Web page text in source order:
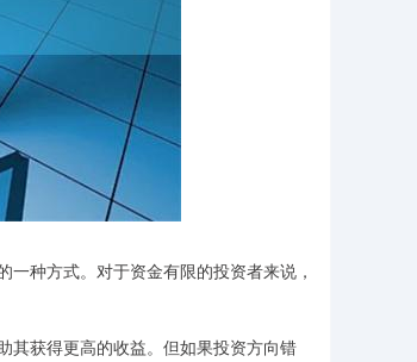
种方式。对于资金有限的投资者来说，
其获得更高的收益。但如果投资方向错